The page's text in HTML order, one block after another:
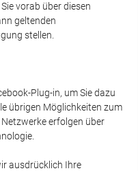
vorab über diesen
geltenden
stellen.
Plug-in, um Sie dazu
übrigen Möglichkeiten zum
erfolgen über
ausdrücklich Ihre